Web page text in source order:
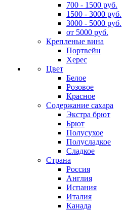
700 - 1500 руб.
1500 - 3000 руб.
3000 - 5000 руб.
от 5000 руб.
Крепленые вина
Портвейн
Херес
Цвет
Белое
Розовое
Красное
Содержание сахара
Экстра брют
Брют
Полусухое
Полусладкое
Сладкое
Страна
Россия
Англия
Испания
Италия
Канада